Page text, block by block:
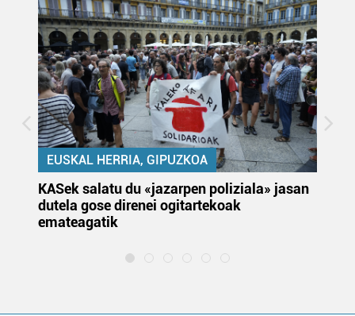
EUSKAL HERRIA, GIPUZKOA
KASek salatu du «jazarpen poliziala» jasan
dutela gose direnei ogitartekoak
emateagatik